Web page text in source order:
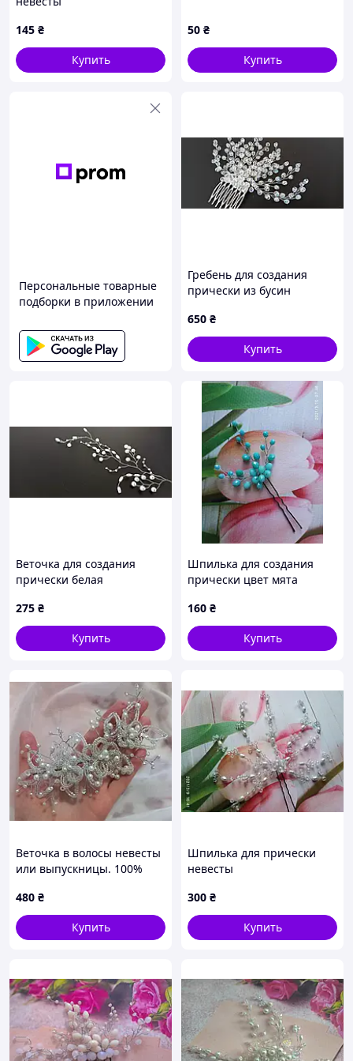
145 ₴
Купить
50 ₴
Купить
Персональные товарные
подборки в приложении
Гребень для создания
прически из бусин
650 ₴
Купить
Веточка для создания
прически белая
275 ₴
Купить
Шпилька для создания
прически цвет мята
160 ₴
Купить
Веточка в волосы невесты
или выпускницы. 100%
480 ₴
Купить
Шпилька для прически
невесты
300 ₴
Купить